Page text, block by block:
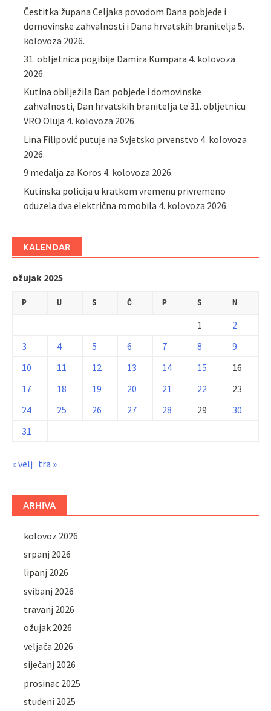
Čestitka župana Celjaka povodom Dana pobjede i
domovinske zahvalnosti i Dana hrvatskih branitelja 5.
kolovoza 2026.
31. obljetnica pogibije Damira Kumpara 4. kolovoza
2026.
Kutina obilježila Dan pobjede i domovinske
zahvalnosti, Dan hrvatskih branitelja te 31. obljetnicu
VRO Oluja 4. kolovoza 2026.
Lina Filipović putuje na Svjetsko prvenstvo 4. kolovoza
2026.
9 medalja za Koros 4. kolovoza 2026.
Kutinska policija u kratkom vremenu privremeno
oduzela dva električna romobila 4. kolovoza 2026.
KALENDAR
ožujak 2025
P U S Č P S N
1
2
3
4 5 6 7 8
9
10
11 12 13 14 15
16
17
18 19 20 21 22
23
24
25 26 27 28 29
30
31
« velj tra »
ARHIVA
kolovoz 2026
srpanj 2026
lipanj 2026
svibanj 2026
travanj 2026
ožujak 2026
veljača 2026
siječanj 2026
prosinac 2025
studeni 2025